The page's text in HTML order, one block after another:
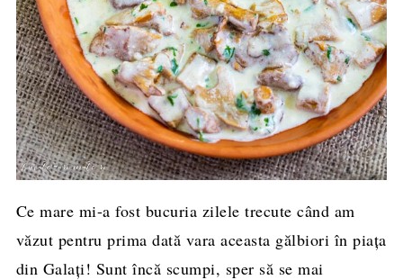
Ce mare mi-a fost bucuria zilele trecute când am
văzut pentru prima dată vara aceasta gălbiori în piața
din Galați! Sunt încă scumpi, sper să se mai